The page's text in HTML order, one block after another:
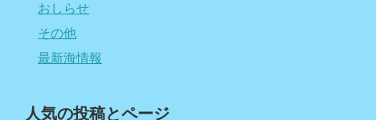
おしらせ
その他
最新海情報
人気の投稿とページ